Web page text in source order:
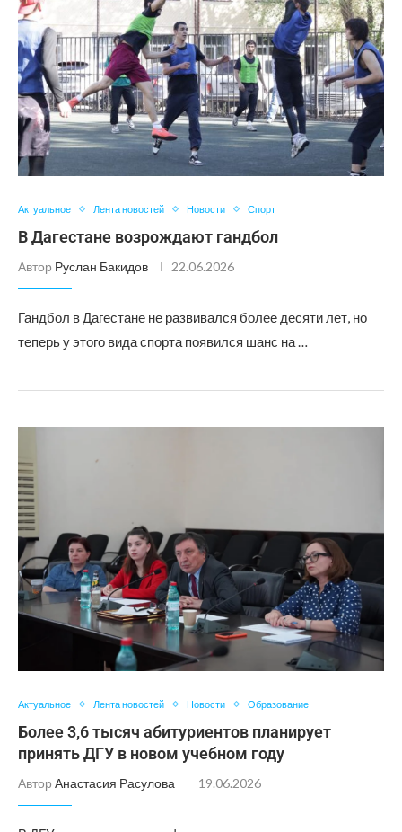
Актуальное Лента новостей Новости Спорт
В Дагестане возрождают гандбол
Автор Руслан Бакидов 22.06.2026
Гандбол в Дагестане не развивался более десяти лет, но
теперь у этого вида спорта появился шанс на …
Актуальное Лента новостей Новости Образование
Более 3,6 тысяч абитуриентов планирует
принять ДГУ в новом учебном году
Автор Анастасия Расулова 19.06.2026